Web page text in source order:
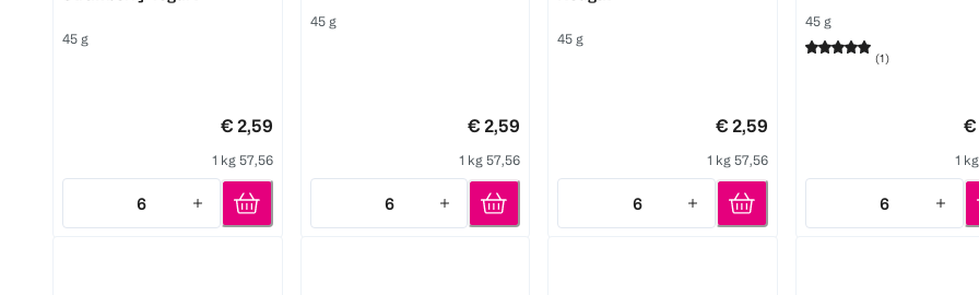
45 g
€ 2,59
1 kg 57,56
6
Quantity: 6
45 g
€ 2,59
1 kg 57,56
6
Quantity: 6
45 g
€ 2,59
1 kg 57,56
6
Quantity: 6
45 g
(1)
€
1
6
Quantity: 6